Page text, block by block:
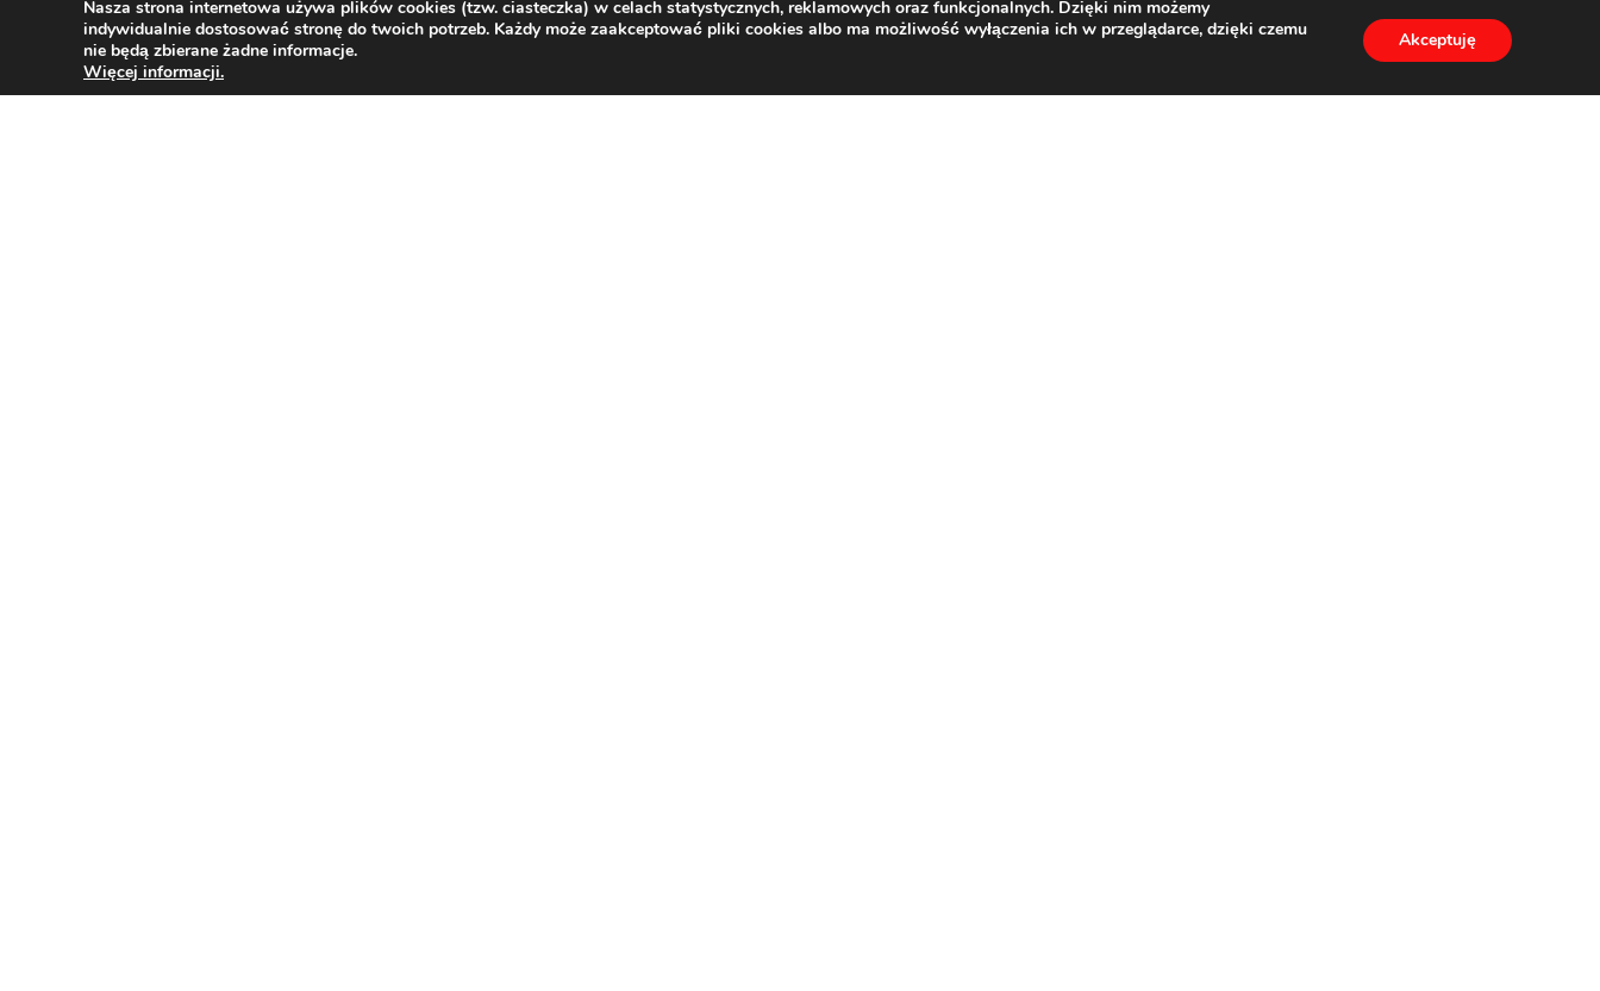
netto
21 618,91zł
brutto
netto
26 785,72 zł
brutto 12 254,49zł
brutto zł
Artykuły
Nasza strona internetowa używa plików cookies (tzw. ciasteczka) w celach statystycznych, reklamowych oraz funkcjonalnych. Dzięki nim możemy
indywidualnie dostosować stronę do twoich potrzeb. Każdy może zaakceptować pliki cookies albo ma możliwość wyłączenia ich w przeglądarce, dzięki czemu
nie będą zbierane żadne informacje.
Więcej informacji.
Akceptuję